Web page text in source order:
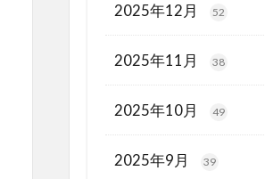
2025年12月 52
2025年11月 38
2025年10月 49
2025年9月 39